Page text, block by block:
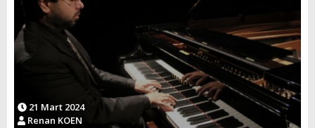
21 Mart 2024
Renan KOEN